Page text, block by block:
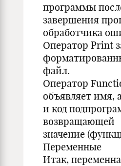
программы
завершения
обработчика
Оператор Print
файл.
Оператор
объявляет имя,
и код
возвращающей
значение
Переменные
Итак,